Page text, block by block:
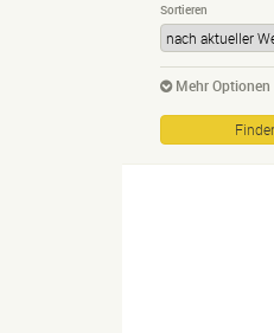
Sortieren
Mehr Optionen